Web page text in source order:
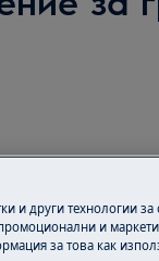
и други технологии
промоционални и
за това как